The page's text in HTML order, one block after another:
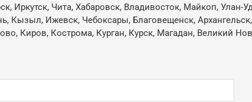
Иркутск, Чита, Хабаровск, Владивосток, Майкоп,
Кызыл, Ижевск, Чебоксары, Благовещенск,
Киров, Кострома, Курган, Курск, Магадан, Великий